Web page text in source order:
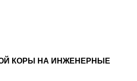
КОРЫ НА ИНЖЕНЕРНЫЕ